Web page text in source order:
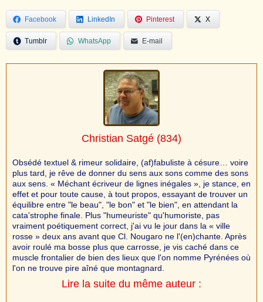
Facebook LinkedIn Pinterest X
Tumblr WhatsApp E-mail
Christian Satgé (834)
Obsédé textuel & rimeur solidaire, (af)fabuliste à césure… voire
plus tard, je rêve de donner du sens aux sons comme des sons
aux sens. « Méchant écriveur de lignes inégales », je stance, en
effet et pour toute cause, à tout propos, essayant de trouver un
équilibre entre "le beau", "le bon" et "le bien", en attendant la
cata'strophe finale. Plus "humeuriste" qu'humoriste, pas
vraiment poétiquement correct, j'ai vu le jour dans la « ville
rosse » deux ans avant que Cl. Nougaro ne l'(en)chante. Après
avoir roulé ma bosse plus que carrosse, je vis caché dans ce
muscle frontalier de bien des lieux que l'on nomme Pyrénées où
l'on ne trouve pire aîné que montagnard.
Lire la suite du même auteur :